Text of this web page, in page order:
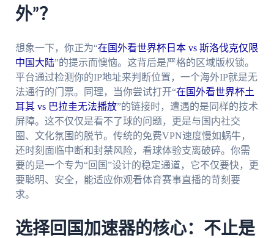
外”？
想象一下，你正为“在国外看世界杯日本 vs 斯洛伐克仅限
中国大陆”的提示而懊恼。这背后是严格的区域版权锁。
平台通过检测你的IP地址来判断位置，一个海外IP就是无
法通行的门票。同理，当你尝试打开“在国外看世界杯土
耳其 vs 巴拉圭无法播放”的链接时，遭遇的是同样的技术
屏障。这不仅仅是看不了球的问题，更是与国内社交
圈、文化氛围的脱节。传统的免费VPN速度慢如蜗牛，
还时刻面临中断和封禁风险，看球体验支离破碎。你需
要的是一个专为“回国”设计的稳定通道，它不仅要快，更
要聪明、安全，能适应你观看体育赛事直播的苛刻要
求。
选择回国加速器的核心：不止是